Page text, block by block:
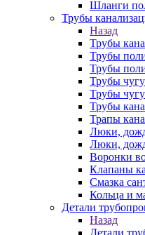
Шланги
Трубы
Назад
Трубы
Трубы
Трубы
Трубы
Трубы
Трубы
Трапы
Люки,
Люки,
Воронки
Клапаны
Смазка
Кольца и
Детали
Назад
Детали